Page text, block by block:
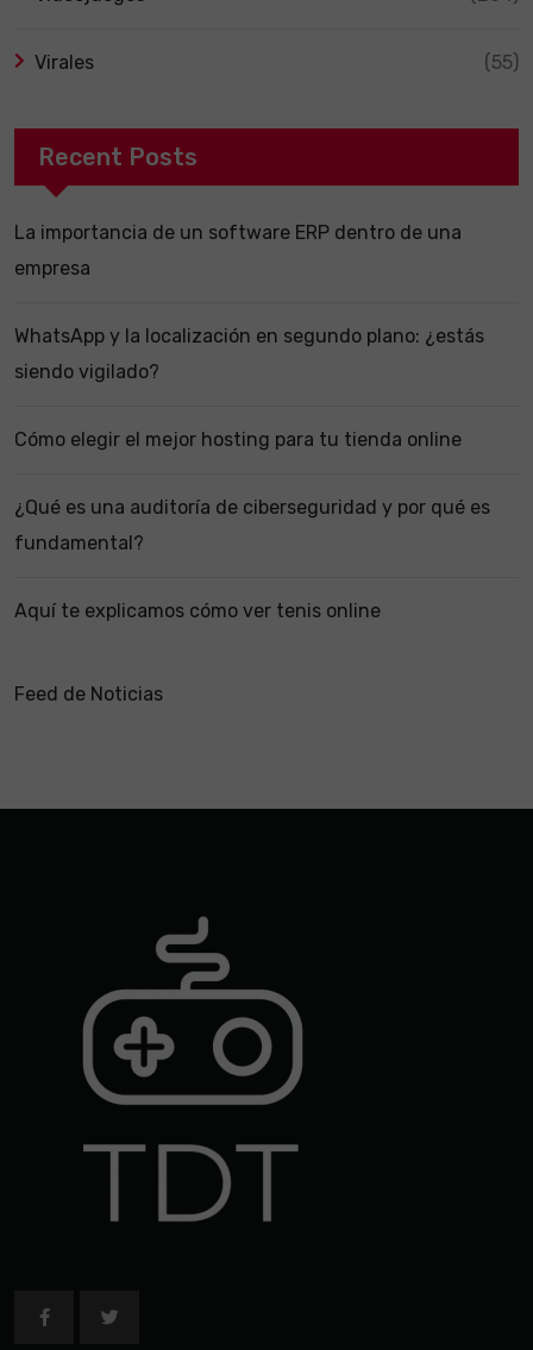
Virales (55)
Recent Posts
La importancia de un software ERP dentro de una
empresa
WhatsApp y la localización en segundo plano: ¿estás
siendo vigilado?
Cómo elegir el mejor hosting para tu tienda online
¿Qué es una auditoría de ciberseguridad y por qué es
fundamental?
Aquí te explicamos cómo ver tenis online
Feed de Noticias